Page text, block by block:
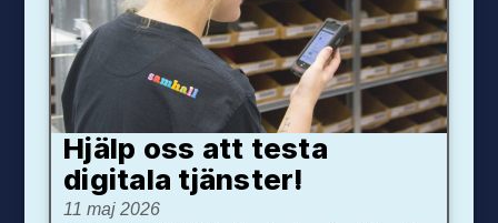
Hjälp oss att testa
digitala tjänster!
11 maj 2026